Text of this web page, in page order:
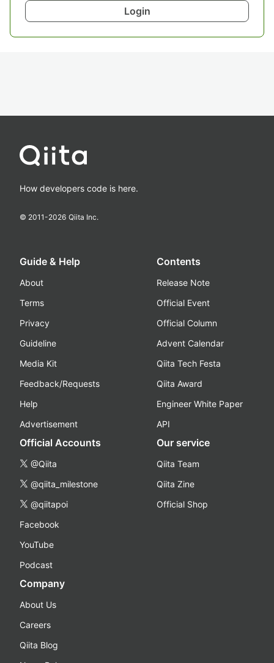
Login
How developers code is here.
© 2011-2026 Qiita Inc.
Guide & Help
About
Terms
Privacy
Guideline
Media Kit
Feedback/Requests
Help
Advertisement
Contents
Release Note
Official Event
Official Column
Advent Calendar
Qiita Tech Festa
Qiita Award
Engineer White Paper
API
Official Accounts
@Qiita
@qiita_milestone
@qiitapoi
Facebook
YouTube
Podcast
Our service
Qiita Team
Qiita Zine
Official Shop
Company
About Us
Careers
Qiita Blog